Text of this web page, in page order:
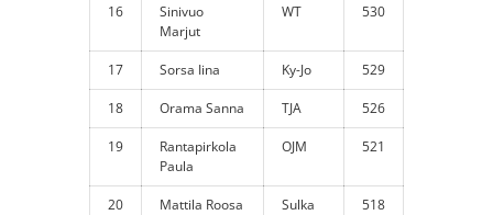
16
Sinivuo
Marjut
WT 530
17 Sorsa Iina Ky-Jo 529
18 Orama Sanna TJA 526
19
Rantapirkola
Paula
OJM 521
20 Mattila Roosa Sulka 518